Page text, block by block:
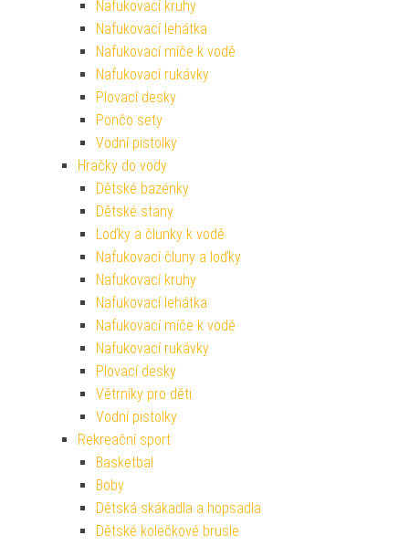
Nafukovací kruhy
Nafukovací lehátka
Nafukovací míče k vodě
Nafukovací rukávky
Plovací desky
Pončo sety
Vodní pistolky
Hračky do vody
Dětské bazénky
Dětské stany
Loďky a člunky k vodě
Nafukovací čluny a loďky
Nafukovací kruhy
Nafukovací lehátka
Nafukovací míče k vodě
Nafukovací rukávky
Plovací desky
Větrníky pro děti
Vodní pistolky
Rekreační sport
Basketbal
Boby
Dětská skákadla a hopsadla
Dětské kolečkové brusle